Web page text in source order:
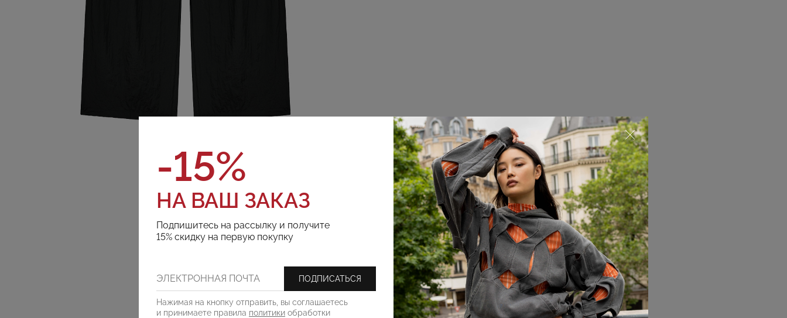
РЕКОМЕНДУЕМ
-15%
НА ВАШ ЗАКАЗ
Подпишитесь на рассылку и получите
15% скидку на первую покупку
ПОДПИСАТЬСЯ
Нажимая на кнопку отправить, вы соглашаетесь
и принимаете правила политики обработки